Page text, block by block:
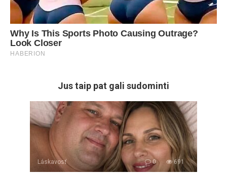
Jus taip pat gali sudominti
Láskavosť 0 691